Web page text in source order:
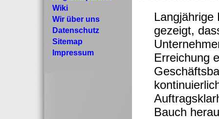
Wiki
Wir über uns
Datenschutz
Sitemap
Impressum
Langjährige
gezeigt,
Erreichung
Bauch